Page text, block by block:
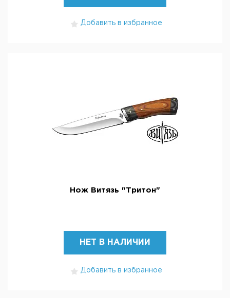
Добавить в избранное
Нож Витязь "Тритон"
НЕТ В НАЛИЧИИ
Добавить в избранное